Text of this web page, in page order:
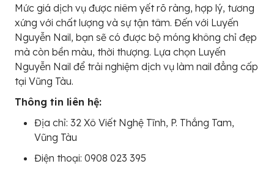
Mức giá dịch vụ được niêm yết rõ ràng, hợp lý, tương
xứng với chất lượng và sự tận tâm. Đến với Luyến
Nguyễn Nail, bạn sẽ có được bộ móng không chỉ đẹp
mà còn bền màu, thời thượng. Lựa chọn Luyến
Nguyễn Nail để trải nghiệm dịch vụ làm nail đẳng cấp
tại Vũng Tàu.
Thông tin liên hệ:
Địa chỉ: 32 Xô Viết Nghệ Tĩnh, P. Thắng Tam,
Vũng Tàu
Điện thoại: 0908 023 395